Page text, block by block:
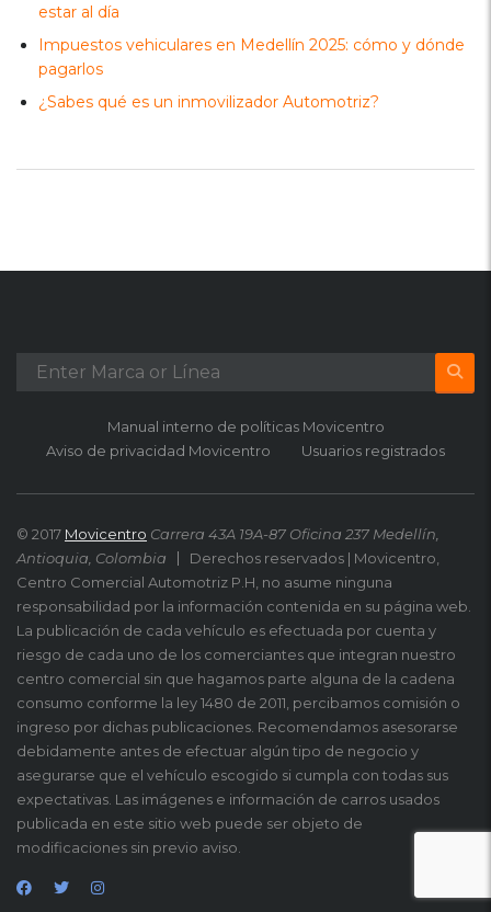
estar al día
Impuestos vehiculares en Medellín 2025: cómo y dónde
pagarlos
¿Sabes qué es un inmovilizador Automotriz?
Manual interno de políticas Movicentro
Aviso de privacidad Movicentro
Usuarios registrados
© 2017 Movicentro Carrera 43A 19A-87 Oficina 237 Medellín,
Antioquia, Colombia
Derechos reservados | Movicentro,
Centro Comercial Automotriz P.H, no asume ninguna
responsabilidad por la información contenida en su página web.
La publicación de cada vehículo es efectuada por cuenta y
riesgo de cada uno de los comerciantes que integran nuestro
centro comercial sin que hagamos parte alguna de la cadena
consumo conforme la ley 1480 de 2011, percibamos comisión o
ingreso por dichas publicaciones. Recomendamos asesorarse
debidamente antes de efectuar algún tipo de negocio y
asegurarse que el vehículo escogido si cumpla con todas sus
expectativas. Las imágenes e información de carros usados
publicada en este sitio web puede ser objeto de
modificaciones sin previo aviso.